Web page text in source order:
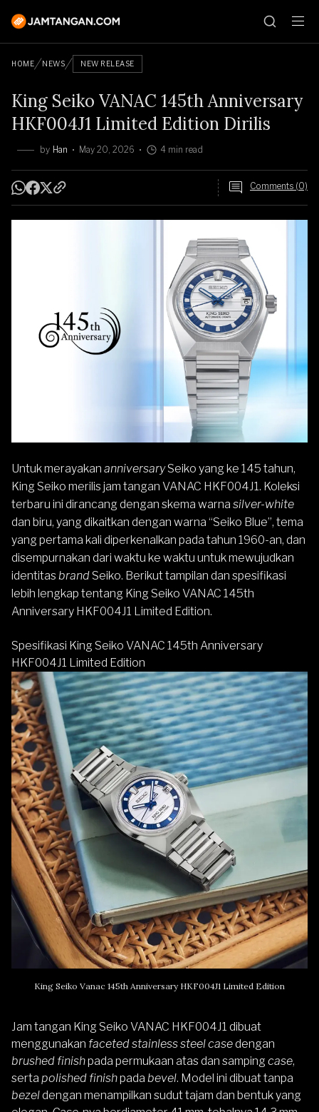
HOME NEWS NEW RELEASE
King Seiko VANAC 145th Anniversary
HKF004J1 Limited Edition Dirilis
by Han May 20, 2026 4 min read
Comments (0)
Untuk merayakan anniversarySeiko yang ke 145 tahun,
King Seiko merilis jam tangan VANAC HKF004J1. Koleksi
terbaru ini dirancang dengan skema warna silver-white
dan biru, yang dikaitkan dengan warna “Seiko Blue”, tema
yang pertama kali diperkenalkan pada tahun 1960-an, dan
disempurnakan dari waktu ke waktu untuk mewujudkan
identitasbrand Seiko. Berikut tampilan dan spesifikasi
lebih lengkap tentang King Seiko VANAC 145th
Anniversary HKF004J1 Limited Edition.
Spesifikasi King Seiko VANAC 145th Anniversary
HKF004J1 Limited Edition
King Seiko Vanac 145th Anniversary HKF004J1 Limited Edition
Jam tangan King Seiko VANAC HKF004J1 dibuat
menggunakan faceted stainless steel casedengan
brushed finishpada permukaan atas dan samping case,
serta polished finishpada bevel. Model ini dibuat tanpa
bezeldengan menampilkan sudut tajam dan bentuk yang